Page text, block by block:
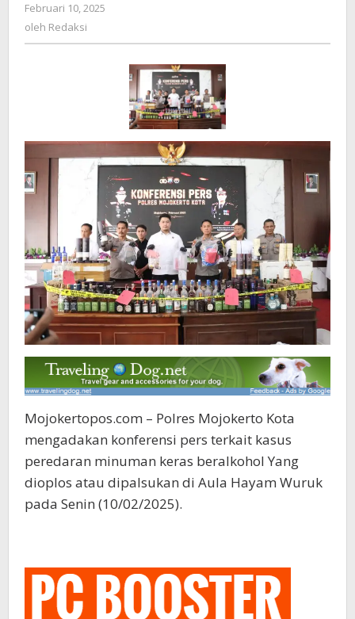
Februari 10, 2025
oleh Redaksi
Mojokertopos.com – Polres Mojokerto Kota
mengadakan konferensi pers terkait kasus
peredaran minuman keras beralkohol Yang
dioplos atau dipalsukan di Aula Hayam Wuruk
pada Senin (10/02/2025).